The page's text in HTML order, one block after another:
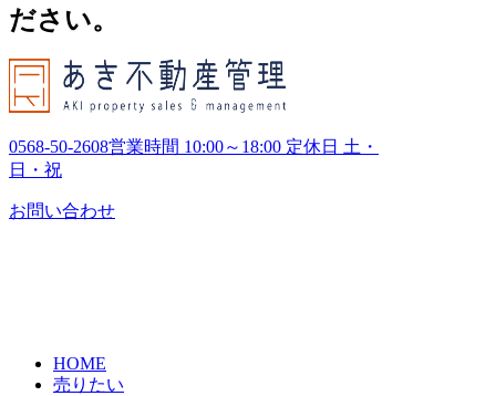
ださい。
0568-50-2608営業時間 10:00～18:00 定休日 土・
日・祝
お問い合わせ
HOME
売りたい